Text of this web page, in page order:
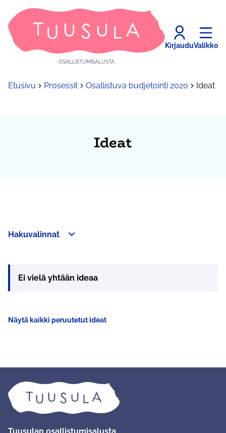
OSALLISTUMISALUSTA
KirjauduValikko
Etusivu Prosessit Osallistuva budjetointi 2020 Ideat
Ideat
Hakuvalinnat
−
Ei vielä yhtään ideaa
Näytä kaikki peruutetut ideat